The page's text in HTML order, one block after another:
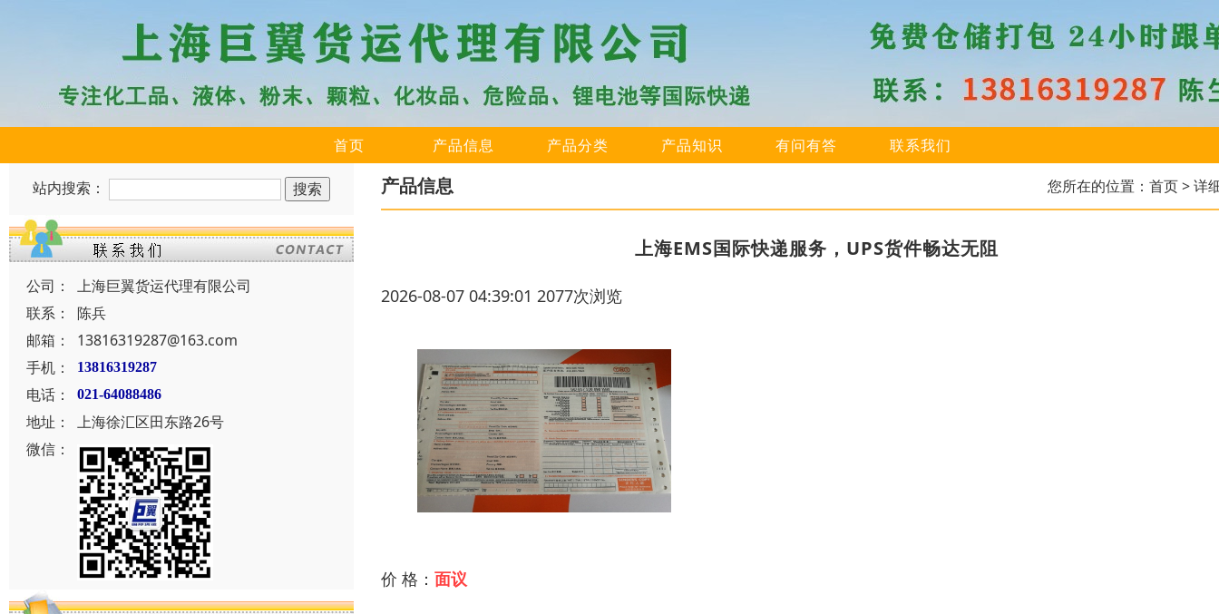
首页 产品信息 产品分类 产品知识 有问有答 联系我们
站内搜索：
公司：
上海巨翼货运代理有限公司
联系：
陈兵
邮箱：
13816319287@163.com
手机：
13816319287
电话： 021-64088486
地址：
上海徐汇区田东路26号
微信：
产品信息 您所在的位置： 首页> 详
上海EMS国际快递服务，UPS货件畅达无阻
2026-08-07 04:39:01 2077次浏览
价 格： 面议